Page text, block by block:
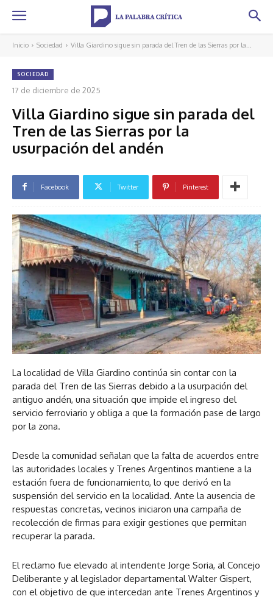
Inicio Sociedad Villa Giardino sigue sin parada del Tren de las Sierras por la...
SOCIEDAD
17 de diciembre de 2025
Villa Giardino sigue sin parada del
Tren de las Sierras por la
usurpación del andén
Facebook Twitter Pinterest
La localidad de Villa Giardino continúa sin contar con la
parada del Tren de las Sierras debido a la usurpación del
antiguo andén, una situación que impide el ingreso del
servicio ferroviario y obliga a que la formación pase de largo
por la zona.
Desde la comunidad señalan que la falta de acuerdos entre
las autoridades locales y Trenes Argentinos mantiene a la
estación fuera de funcionamiento, lo que derivó en la
suspensión del servicio en la localidad. Ante la ausencia de
respuestas concretas, vecinos iniciaron una campaña de
recolección de firmas para exigir gestiones que permitan
recuperar la parada.
El reclamo fue elevado al intendente Jorge Soria, al Concejo
Deliberante y al legislador departamental Walter Gispert,
con el objetivo de que intercedan ante Trenes Argentinos y